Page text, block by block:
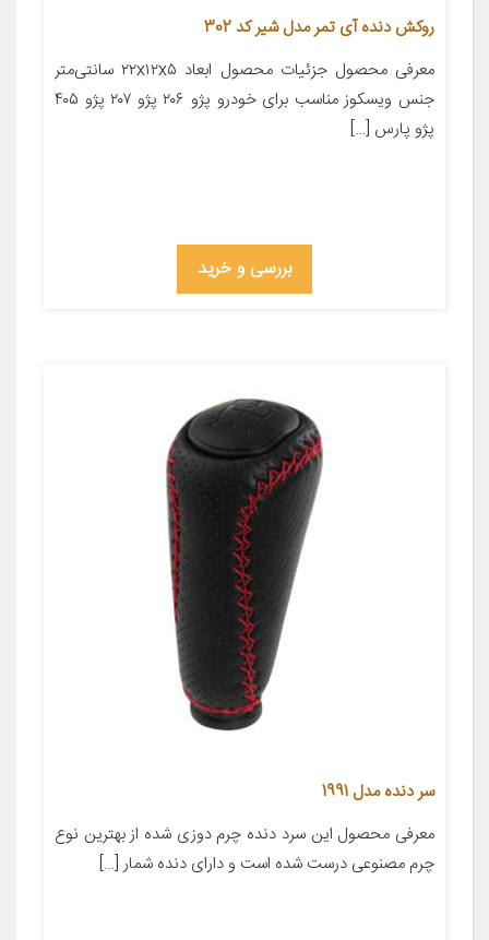
روکش دنده آی تمر مدل شیر کد 302
معرفی محصول جزئیات محصول ابعاد ۲۲x۱۲x۵ سانتی‌متر
جنس ویسکوز مناسب برای خودرو پژو ۲۰۶ پژو ۲۰۷ پژو ۴۰۵
پژو پارس […]
بررسی و خرید
سر دنده مدل 1991
معرفی محصول این سرد دنده چرم دوزی شده از بهترین نوع
چرم مصنوعی درست شده است و دارای دنده شمار […]